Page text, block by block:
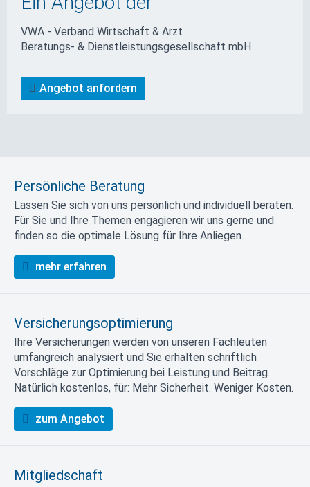
VWA - Verband Wirtschaft & Arzt
Beratungs- & Dienstleistungs­gesellschaft mbH
Angebot anfordern
Persönliche Beratung
Lassen Sie sich von uns persönlich und individuell beraten.
Für Sie und Ihre Themen engagieren wir uns gerne und
finden so die optimale Lösung für Ihre Anliegen.
mehr erfahren
Versicherungsoptimierung
Ihre Versicherungen werden von unseren Fachleuten
umfangreich analysiert und Sie erhalten schriftlich
Vorschläge zur Optimierung bei Leistung und Beitrag.
Natürlich kostenlos, für: Mehr Sicherheit. Weniger Kosten.
zum Angebot
Mitgliedschaft